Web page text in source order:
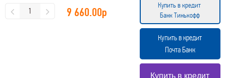
9 660.00р
Купить в кредит
Банк Тинькофф
Купить в кредит
Почта Банк